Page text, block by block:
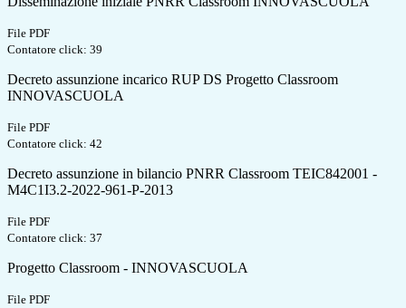
File PDF
Contatore click: 39
Decreto assunzione incarico RUP DS Progetto Classroom
INNOVASCUOLA
File PDF
Contatore click: 42
Decreto assunzione in bilancio PNRR Classroom TEIC842001 -
M4C1I3.2-2022-961-P-2013
File PDF
Contatore click: 37
Progetto Classroom - INNOVASCUOLA
File PDF